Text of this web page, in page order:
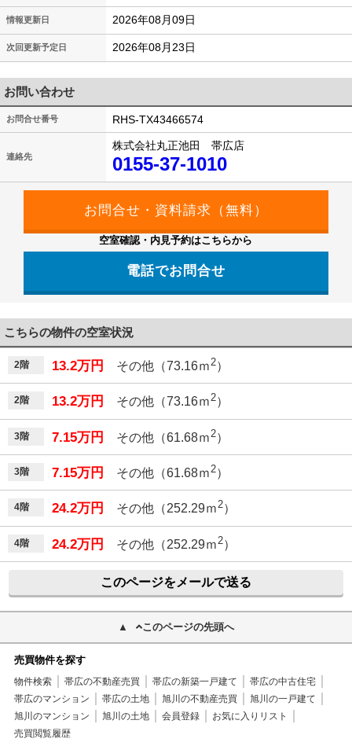
情報更新日 2026年08月09日
次回更新予定日 2026年08月23日
お問い合わせ
お問合せ番号 RHS-TX43466574
連絡先
株式会社丸正池田 帯広店
0155-37-1010
空室確認・内見予約はこちらから
電話でお問合せ
こちらの物件の空室状況
2階 13.2万円 その他（73.16ｍ2）
2階 13.2万円 その他（73.16ｍ2）
3階 7.15万円 その他（61.68ｍ 2）
3階 7.15万円 その他（61.68ｍ 2）
4階 24.2万円 その他（252.29ｍ2）
4階 24.2万円 その他（252.29ｍ 2）
このページをメールで送る
このページの先頭へ
売買物件を探す
物件検索 帯広の不動産売買 帯広の新築一戸建て
帯広の中古住宅
帯広のマンション
帯広の土地 旭川の不動産売買
旭川の一戸建て
旭川のマンション
旭川の土地 会員登録
お気に入りリスト
売買閲覧履歴